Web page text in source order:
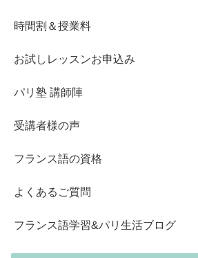
時間割＆授業料
お試しレッスンお申込み
パリ塾 講師陣
受講者様の声
フランス語の資格
よくあるご質問
フランス語学習&パリ生活ブログ